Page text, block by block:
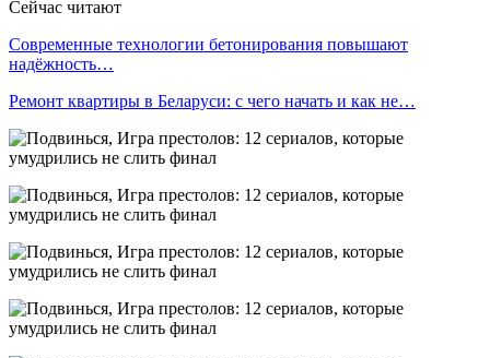
Сейчас читают
Современные технологии бетонирования повышают
надёжность…
Ремонт квартиры в Беларуси: с чего начать и как не…